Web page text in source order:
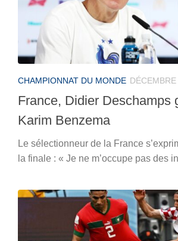
CHAMPIONNAT DU MONDE
France, Didier Deschamps
Karim Benzema
Le sélectionneur de la France
la finale : « Je ne m’occupe pas des